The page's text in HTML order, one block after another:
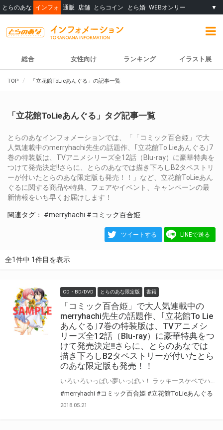
とらのあな インフォ 通販 店舗 とらコイン とら婚 WEBオンリー ▼
総合 女性向け ランキング イラスト展
TOP 「立花館ToLieあんぐる」の記事一覧
「立花館ToLieあんぐる」タグ記事一覧
とらのあなインフォメーションでは、「「コミック百合姫」で大
人気連載中のmerryhachi先生の話題作、｢立花館To Lieあんぐる｣7
巻の特装版は、TVアニメシリーズ全12話（Blu-ray）に豪華特典を
つけて発売決定!!さらに、とらのあなでは描き下ろしB2タペストリ
ーが付いたとらのあな限定版も発売！！」など、立花館ToLieあん
ぐるに関する商品や特典、フェアやイベント、キャンペーンの最
新情報をいち早くお届けします！
関連タグ： #merryhachi #コミック百合姫
ツイートする LINEで送る
全1件中 1件目を表示
CD・BD/DVD とらのあな限定版 書籍
「コミック百合姫」で大人気連載中の
merryhachi先生の話題作、｢立花館To Lie
あんぐる｣7巻の特装版は、TVアニメシ
リーズ全12話（Blu-ray）に豪華特典をつ
けて発売決定!!さらに、とらのあなでは
描き下ろしB2タペストリーが付いたとら
のあな限定版も発売！！
#merryhachi #コミック百合姫 #立花館ToLieあんぐる
2018.05.21